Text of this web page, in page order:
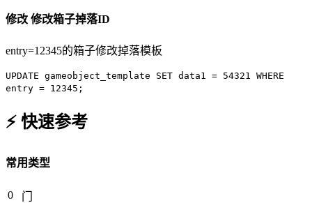
修改 修改箱子掉落ID
entry=12345的箱子修改掉落模板
UPDATE gameobject_template SET data1 = 54321 WHERE
entry = 12345 ;
⚡ 快速参考
常用类型
0
门